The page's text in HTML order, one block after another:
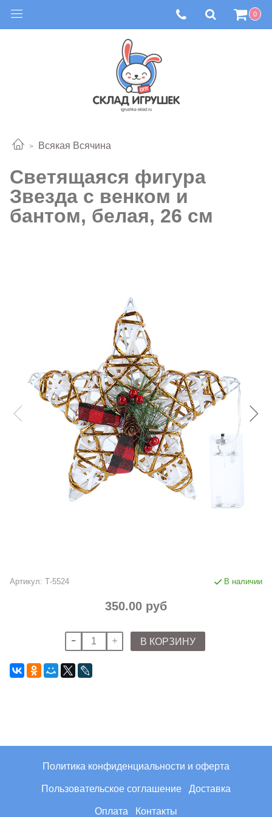
0
Всякая Всячина
Светящаяся фигура
Звезда с венком и
бантом, белая, 26 см
Артикул: Т-5524 В наличии
350.00 руб
В КОРЗИНУ
Политика конфиденциальности и оферта
Пользовательское соглашение Доставка
Оплата Контакты